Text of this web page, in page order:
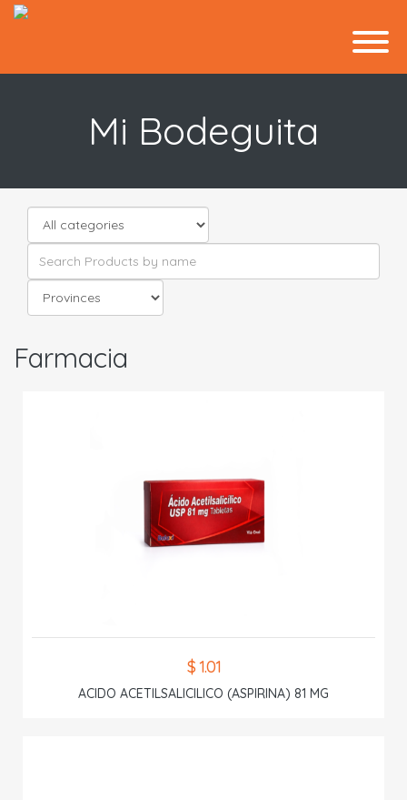
Mi Bodeguita
Farmacia
$ 1.01
ACIDO ACETILSALICILICO (ASPIRINA) 81 MG